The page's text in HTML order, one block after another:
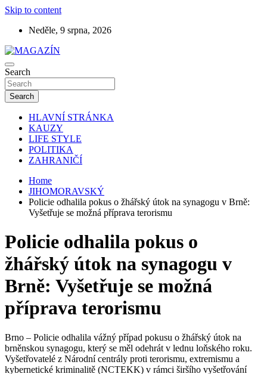
Skip to content
Neděle, 9 srpna, 2026
MAGAZÍN
Search
Search
HLAVNÍ STRÁNKA
KAUZY
LIFE STYLE
POLITIKA
ZAHRANIČÍ
Home
JIHOMORAVSKÝ
Policie odhalila pokus o žhářský útok na synagogu v Brně:
Vyšetřuje se možná příprava terorismu
Policie odhalila pokus o
žhářský útok na synagogu v
Brně: Vyšetřuje se možná
příprava terorismu
Brno – Policie odhalila vážný případ pokusu o žhářský útok na
brněnskou synagogu, který se měl odehrát v lednu loňského roku.
Vyšetřovatelé z Národní centrály proti terorismu, extremismu a
kybernetické kriminalitě (NCTEKK) v rámci širšího vyšetřování